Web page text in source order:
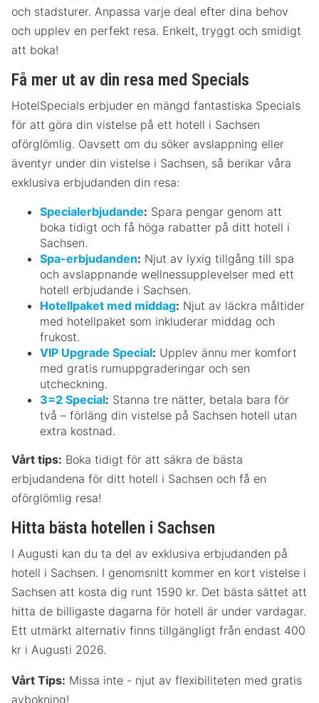
och stadsturer. Anpassa varje deal efter dina behov
och upplev en perfekt resa. Enkelt, tryggt och smidigt
att boka!
Få mer ut av din resa med Specials
HotelSpecials erbjuder en mängd fantastiska Specials
för att göra din vistelse på ett hotell i Sachsen
oförglömlig. Oavsett om du söker avslappning eller
äventyr under din vistelse i Sachsen, så berikar våra
exklusiva erbjudanden din resa:
Specialerbjudande: Spara pengar genom att
boka tidigt och få höga rabatter på ditt hotell i
Sachsen.
Spa-erbjudanden: Njut av lyxig tillgång till spa
och avslappnande wellnessupplevelser med ett
hotell erbjudande i Sachsen.
Hotellpaket med middag: Njut av läckra måltider
med hotellpaket som inkluderar middag och
frukost.
VIP Upgrade Special: Upplev ännu mer komfort
med gratis rumuppgraderingar och sen
utcheckning.
3=2 Special: Stanna tre nätter, betala bara för
två – förläng din vistelse på Sachsen hotell utan
extra kostnad.
Vårt tips: Boka tidigt för att säkra de bästa
erbjudandena för ditt hotell i Sachsen och få en
oförglömlig resa!
Hitta bästa hotellen i Sachsen
I Augusti kan du ta del av exklusiva erbjudanden på
hotell i Sachsen. I genomsnitt kommer en kort vistelse i
Sachsen att kosta dig runt 1590 kr. Det bästa sättet att
hitta de billigaste dagarna för hotell är under vardagar.
Ett utmärkt alternativ finns tillgängligt från endast 400
kr i Augusti 2026.
Vårt Tips: Missa inte - njut av flexibiliteten med gratis
avbokning!